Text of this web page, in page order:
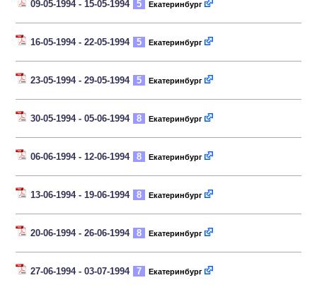
09-05-1994 - 15-05-1994 5 Екатеринбург
16-05-1994 - 22-05-1994 5 Екатеринбург
23-05-1994 - 29-05-1994 5 Екатеринбург
30-05-1994 - 05-06-1994 8 Екатеринбург
06-06-1994 - 12-06-1994 8 Екатеринбург
13-06-1994 - 19-06-1994 8 Екатеринбург
20-06-1994 - 26-06-1994 8 Екатеринбург
27-06-1994 - 03-07-1994 7 Екатеринбург